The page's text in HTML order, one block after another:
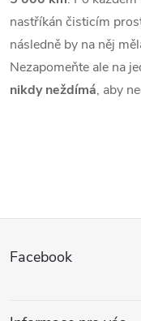
nastříkán čisticím
následně by na něj
Nezapomeňte ale na
nikdy neždímá, aby
Facebook